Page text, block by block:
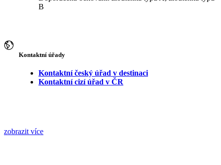
B
Kontaktní úřady
Kontaktní český úřad v destinaci
Kontaktní cizí úřad v ČR
zobrazit více